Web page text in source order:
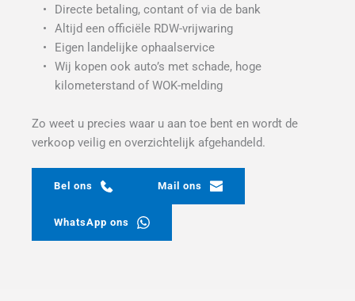
Directe betaling, contant of via de bank
Altijd een officiële RDW-vrijwaring
Eigen landelijke ophaalservice
Wij kopen ook auto’s met schade, hoge
kilometerstand of WOK-melding
Zo weet u precies waar u aan toe bent en wordt de
verkoop veilig en overzichtelijk afgehandeld.
Bel ons Mail ons
WhatsApp ons